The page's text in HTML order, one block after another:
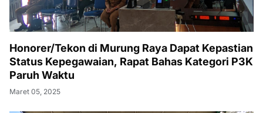
Honorer/Tekon di Murung Raya Dapat Kepastian
Status Kepegawaian, Rapat Bahas Kategori P3K
Paruh Waktu
Maret 05, 2025